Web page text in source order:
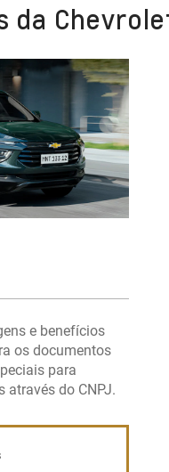
da
e benefícios
os documentos
para
através do CNPJ.